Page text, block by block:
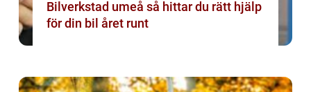
Bilverkstad umeå så hittar du rätt hjälp
för din bil året runt